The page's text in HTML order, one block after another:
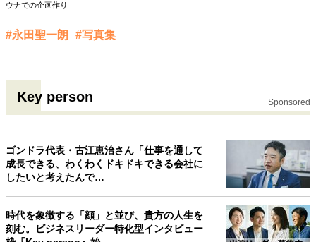
ウナでの企画作り
#永田聖一朗 #写真集
Key person Sponsored
ゴンドラ代表・古江恵治さん「仕事を通して
成長できる、わくわくドキドキできる会社に
したいと考えたんで…
時代を象徴する「顔」と並び、貴方の人生を
刻む。ビジネスリーダー特化型インタビュー